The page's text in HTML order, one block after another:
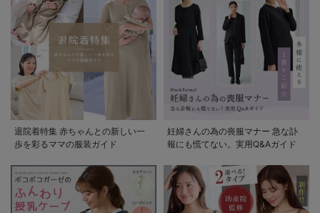
退院着特集 赤ちゃんとの新しい一
歩を彩るママの服装ガイド
妊婦さんの為の喪服マナー 急な訃
報にも慌てない。実用Q&Aガイド